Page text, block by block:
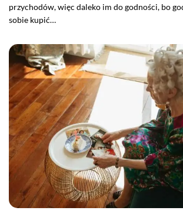
przychodów, więc daleko im do godności, bo
sobie kupić…